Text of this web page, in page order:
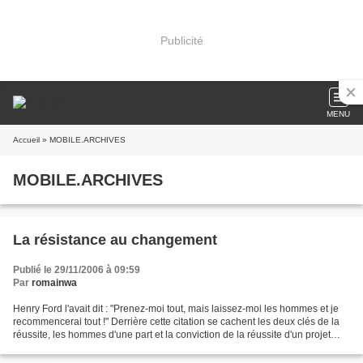
Publicité
MENU
Accueil » MOBILE.ARCHIVES
MOBILE.ARCHIVES
La résistance au changement
Publié le 29/11/2006 à 09:59
Par romainwa
Henry Ford l'avait dit : "Prenez-moi tout, mais laissez-moi les hommes et je
recommencerai tout !" Derrière cette citation se cachent les deux clés de la
réussite, les hommes d'une part et la conviction de la réussite d'un projet